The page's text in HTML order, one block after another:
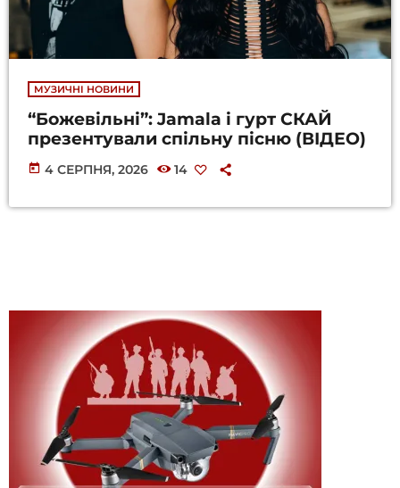
МУЗИЧНІ НОВИНИ
“Божевільні”: Jamala і гурт СКАЙ
презентували спільну пісню (ВІДЕО)
today 4 СЕРПНЯ, 2026 14